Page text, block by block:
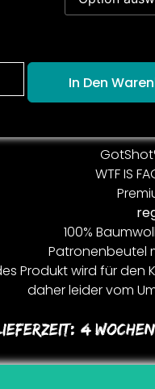
In Den
WTF IS
100%
Patronenbeutel
Produkt wird für den
daher leider vom
4